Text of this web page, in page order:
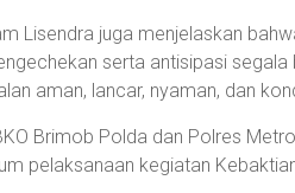
Lisendra juga menjelaskan
serta antisipasi segala
aman, lancar, nyaman, dan
Brimob Polda dan Polres
pelaksanaan kegiatan